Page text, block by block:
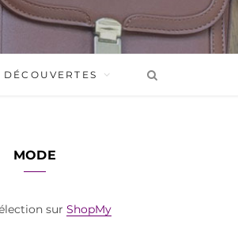
MODE
sur ShopMy